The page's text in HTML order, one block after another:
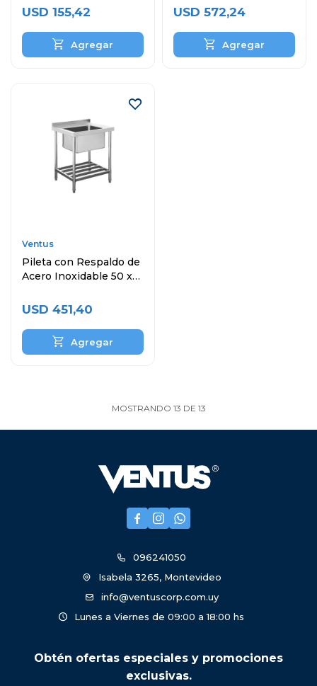
USD 155,42
Inoxidable
USD 572,24
Ventus
Pileta con Respaldo de
Acero Inoxidable 50 x
USD 451,40
MOSTRANDO 13 DE 13
  
096241050
Isabela 3265, Montevideo
info@ventuscorp.com.uy
Lunes a Viernes de 09:00 a 18:00 hs
Obtén ofertas especiales y promociones
exclusivas.